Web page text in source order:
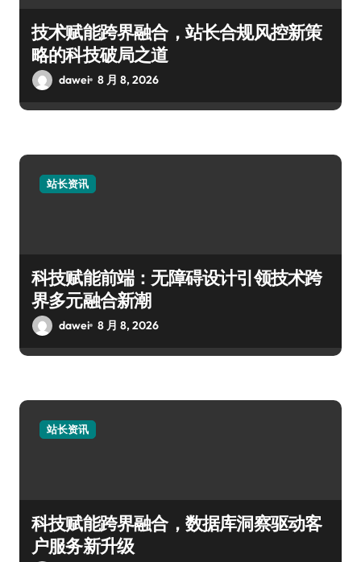
技术赋能跨界融合，站长合规风控新策
略的科技破局之道
dawei 8 月 8, 2026
站长资讯
科技赋能前端：无障碍设计引领技术跨
界多元融合新潮
dawei 8 月 8, 2026
站长资讯
科技赋能跨界融合，数据库洞察驱动客
户服务新升级